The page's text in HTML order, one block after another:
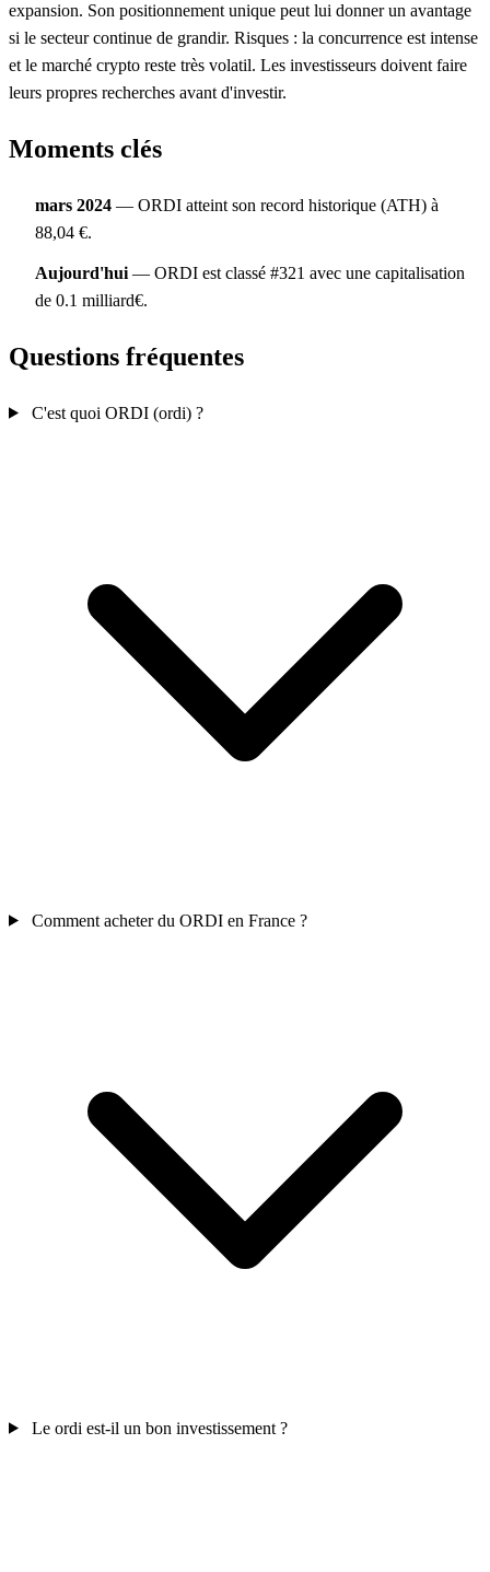
expansion. Son positionnement unique peut lui donner un avantage
si le secteur continue de grandir. Risques : la concurrence est intense
et le marché crypto reste très volatil. Les investisseurs doivent faire
leurs propres recherches avant d'investir.
Moments clés
mars 2024 — ORDI atteint son record historique (ATH) à
88,04 €.
Aujourd'hui — ORDI est classé #321 avec une capitalisation
de 0.1 milliard€.
Questions fréquentes
C'est quoi ORDI (ordi) ?
Comment acheter du ORDI en France ?
Le ordi est-il un bon investissement ?